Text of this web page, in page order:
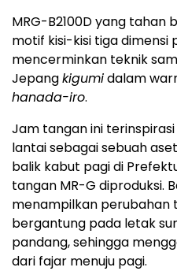
MRG-B2100D yang
motif kisi-kisi tiga dimensi
mencerminkan teknik
Jepangkigumidalam
hanada-iro.
Jam tangan ini
lantai sebagai sebuah
balik kabut pagi di
tangan MR-G diproduksi.
menampilkan perubahan
bergantung pada letak
pandang, sehingga
dari fajar menuju pagi.